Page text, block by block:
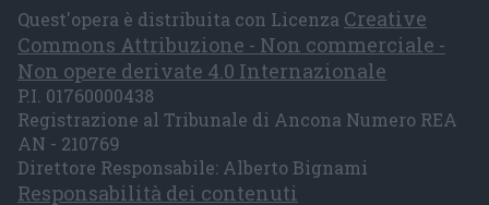
Quest'opera è distribuita con Licenza Creative
Commons Attribuzione - Non commerciale -
Non opere derivate 4.0 Internazionale
P.I. 01760000438
Registrazione al Tribunale di Ancona Numero REA
AN - 210769
Direttore Responsabile: Alberto Bignami
Responsabilità dei contenuti